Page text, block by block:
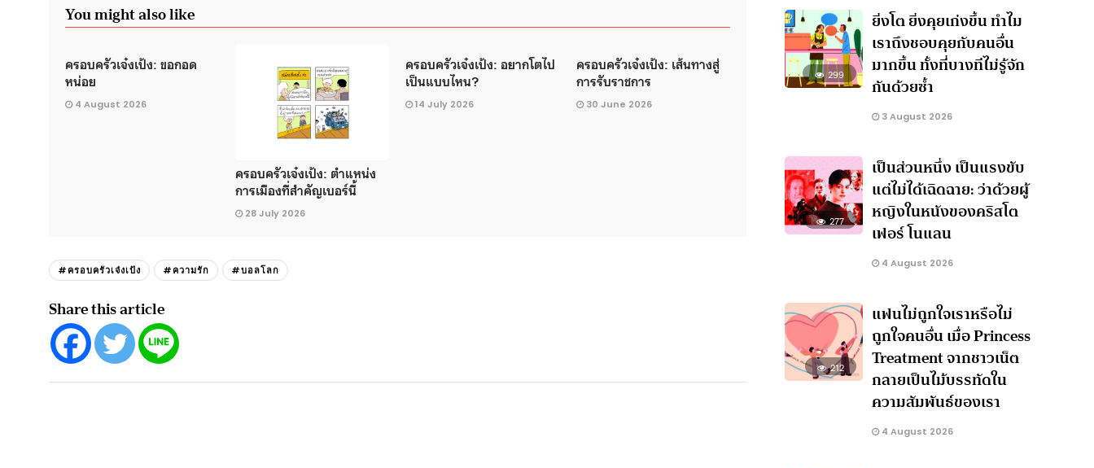
You might also like
ครอบครัวเจ๋งเป้ง: ขอกอด
หน่อย
4 August 2026
ครอบครัวเจ๋งเป้ง: ตำแหน่ง
การเมืองที่สำคัญเบอร์นี้
28 July 2026
ครอบครัวเจ๋งเป้ง: อยากโตไป
เป็นแบบไหน?
14 July 2026
ครอบครัวเจ๋งเป้ง: เส้นทางสู่
การรับราชการ
30 June 2026
#ครอบครัวเจ๋งเป้ง #ความรัก #บอลโลก
Share this article
299
ยิ่งโต ยิ่งคุยเก่งขึ้น ทำไม
เราถึงชอบคุยกับคนอื่น
มากขึ้น ทั้งที่บางทีไม่รู้จัก
กันด้วยซ้ำ
3 August 2026
277
เป็นส่วนหนึ่ง เป็นแรงขับ
แต่ไม่ได้เฉิดฉาย: ว่าด้วยผู้
หญิงในหนังของคริสโต
เฟอร์ โนแลน
4 August 2026
212
แฟนไม่ถูกใจเราหรือไม่
ถูกใจคนอื่น เมื่อ Princess
Treatment จากชาวเน็ต
กลายเป็นไม้บรรทัดใน
ความสัมพันธ์ของเรา
4 August 2026